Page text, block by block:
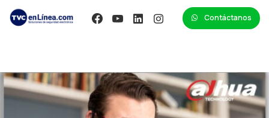
Contáctanos